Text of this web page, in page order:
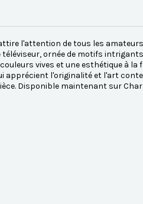
l'attention de tous les
ornée de motifs
vives et une esthétique à
l'originalité et l'art
Disponible maintenant sur